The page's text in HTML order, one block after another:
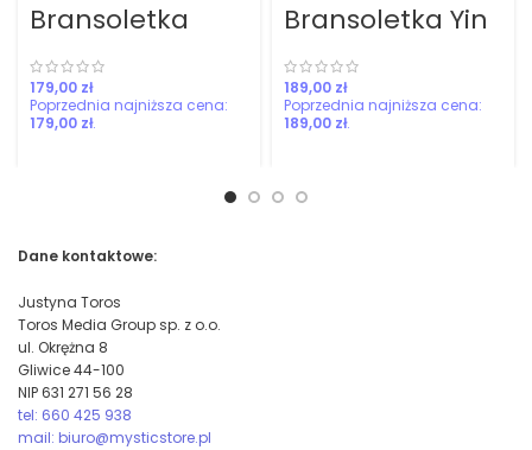
Bransoletka
mocy dla
mężczyzny
zł
179,00 zł
Bransoletka Yin
Yang
zł
189,00 zł
Dane kontaktowe:
Justyna Toros
Toros Media Group sp. z o.o.
ul. Okrężna 8
Gliwice 44-100
NIP 631 271 56 28
tel: 660 425 938
mail: biuro@mysticstore.pl